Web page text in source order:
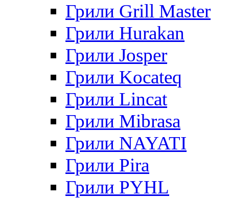
Грили Grill Master
Грили Hurakan
Грили Josper
Грили Kocateq
Грили Lincat
Грили Mibrasa
Грили NAYATI
Грили Pira
Грили PYHL